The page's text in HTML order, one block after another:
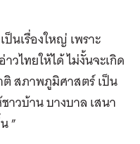
นเรื่องใหญ่ เพราะ
วไทยให้ได้ ไม่งั้นจะเกิด
สภาพภูมิศาสตร์ เป็น
าวบ้าน บางบาล เสนา
”